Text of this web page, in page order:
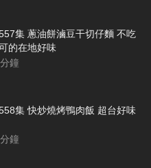
集 蔥油餅滷豆干切仔麵 不吃
的在地好味
分鐘
集 快炒燒烤鴨肉飯 超台好味
分鐘